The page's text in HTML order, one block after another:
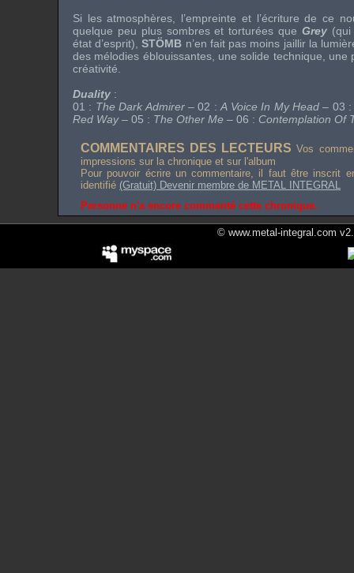
Si les atmosphères, l’empreinte et l’écriture de ce
quelque peu plus sombres et torturées que Grey
état d’esprit),STÖMB n’en fait pas moins jaillir la
des mélodies éblouissantes, une solide technique, une
créativité.
Duality :
01 : The Dark Admirer– 02 :A Voice In My Head– 03
Red Way– 05 : The Other Me – 06 : Contemplation Of
COMMENTAIRES DES LECTEURS Vos
impressions sur la chronique et sur l'album
Pour pouvoir écrire un commentaire, il faut être inscrit
identifié (Gratuit) Devenir membre de METAL INTEGRAL
Personne n'a encore commenté cette chronique.
© www.metal-integral.com